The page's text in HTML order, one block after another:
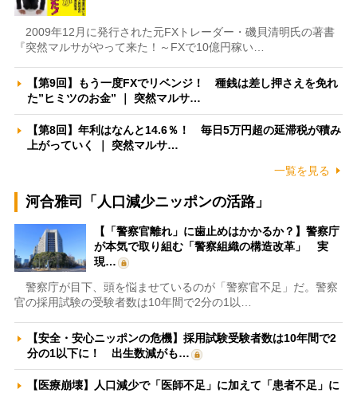
2009年12月に発行された元FXトレーダー・磯貝清明氏の著書
『突然マルサがやって来た！～FXで10億円稼い…
【第9回】もう一度FXでリベンジ！ 種銭は差し押さえを免れ
た”ヒミツのお金” ｜ 突然マルサ…
【第8回】年利はなんと14.6％！ 毎日5万円超の延滞税が積み
上がっていく ｜ 突然マルサ…
一覧を見る
河合雅司「人口減少ニッポンの活路」
【「警察官離れ」に歯止めはかかるか？】警察庁
が本気で取り組む「警察組織の構造改革」 実
現…
警察庁が目下、頭を悩ませているのが「警察官不足」だ。警察
官の採用試験の受験者数は10年間で2分の1以…
【安全・安心ニッポンの危機】採用試験受験者数は10年間で2
分の1以下に！ 出生数減がも…
【医療崩壊】人口減少で「医師不足」に加えて「患者不足」に